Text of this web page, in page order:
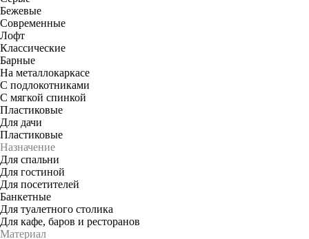
Бежевые
Современные
Лофт
Классические
Барные
На металлокаркасе
С подлокотниками
С мягкой спинкой
Пластиковые
Для дачи
Пластиковые
Назначение
Для спальни
Для гостиной
Для посетителей
Банкетные
Для туалетного столика
Для кафе, баров и ресторанов
Материал